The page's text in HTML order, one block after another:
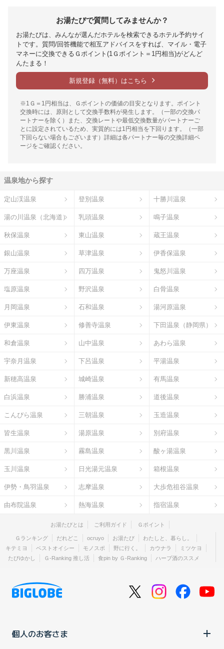
お湯たびで質問してみませんか？
お湯たびは、みんなが選んだホテルを検索できるホテル予約サイ
トです。質問/回答機能で相互アドバイスをすれば、マイル・電子
マネーに交換できるＧポイント(1Ｇポイント＝1円相当)がどんど
んたまる！
新規登録（無料）はこちら
※1Ｇ＝1円相当は、Ｇポイントの価値の目安となります。ポイント
交換時には、原則として交換手数料が発生します。（一部の交換パ
ートナーを除く）また、交換レートや最低交換数量がパートナーご
とに設定されているため、実質的には1円相当を下回ります。（一部
下回らない場合もございます）詳細は各パートナー毎の交換詳細ペ
ージをご確認ください。
温泉地から探す
定山渓温泉 登別温泉 十勝川温泉
湯の川温泉（北海道） 乳頭温泉 鳴子温泉
秋保温泉 東山温泉 蔵王温泉
銀山温泉 草津温泉 伊香保温泉
万座温泉 四万温泉 鬼怒川温泉
塩原温泉 野沢温泉 白骨温泉
月岡温泉 石和温泉 湯河原温泉
伊東温泉 修善寺温泉 下田温泉（静岡県）
和倉温泉 山中温泉 あわら温泉
宇奈月温泉 下呂温泉 平湯温泉
新穂高温泉 城崎温泉 有馬温泉
白浜温泉 勝浦温泉 道後温泉
こんぴら温泉 三朝温泉 玉造温泉
皆生温泉 湯原温泉 別府温泉
黒川温泉 霧島温泉 酸ヶ湯温泉
玉川温泉 日光湯元温泉 箱根温泉
伊勢・鳥羽温泉 志摩温泉 大歩危祖谷温泉
由布院温泉 熱海温泉 指宿温泉
お湯たびとは ご利用ガイド Ｇポイント
Ｇランキング だれどこ ocruyo お湯たび
わたしと、暮らし。
キテミヨ
ベストオイシー モノスポ 野に行く。 カウナラ
ミツケヨ
たびゆかし
Ｇ-Ranking 推し活 食pin by Ｇ-Ranking ハーブ酒のススメ
個人のお客さま